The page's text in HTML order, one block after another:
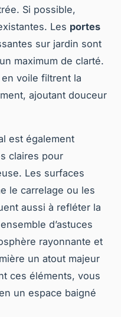
Si possible,
Les portes
sur jardin sont
maximum de clarté.
voile filtrent la
ajoutant douceur
est également
claires pour
Les surfaces
le carrelage ou les
aussi à refléter la
d’astuces
rayonnante et
un atout majeur
ces éléments, vous
un espace baigné